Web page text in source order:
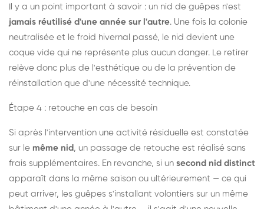
Il y a un point important à savoir : un nid de guêpes n'est
jamais réutilisé d'une année sur l'autre. Une fois la colonie
neutralisée et le froid hivernal passé, le nid devient une
coque vide qui ne représente plus aucun danger. Le retirer
relève donc plus de l'esthétique ou de la prévention de
réinstallation que d'une nécessité technique.
Étape 4 : retouche en cas de besoin
Si après l'intervention une activité résiduelle est constatée
sur le même nid , un passage de retouche est réalisé sans
frais supplémentaires. En revanche, si un second nid distinct
apparaît dans la même saison ou ultérieurement — ce qui
peut arriver, les guêpes s'installant volontiers sur un même